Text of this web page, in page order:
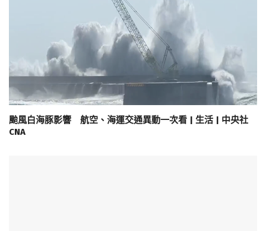
颱風白海豚影響 航空、海運交通異動一次看 | 生活 | 中央社
CNA